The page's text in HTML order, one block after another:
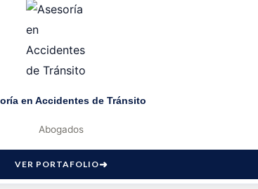
en Accidentes de Tránsito
Abogados
VER PORTAFOLIO